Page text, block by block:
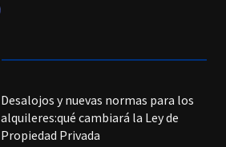
Desalojos y nuevas normas para los
alquileres:qué cambiará la Ley de
Propiedad Privada